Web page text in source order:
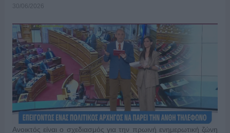
30/06/2026
Ανοικτός είναι ο σχεδιασμός για την πρωινή ενημερωτική ζώνη